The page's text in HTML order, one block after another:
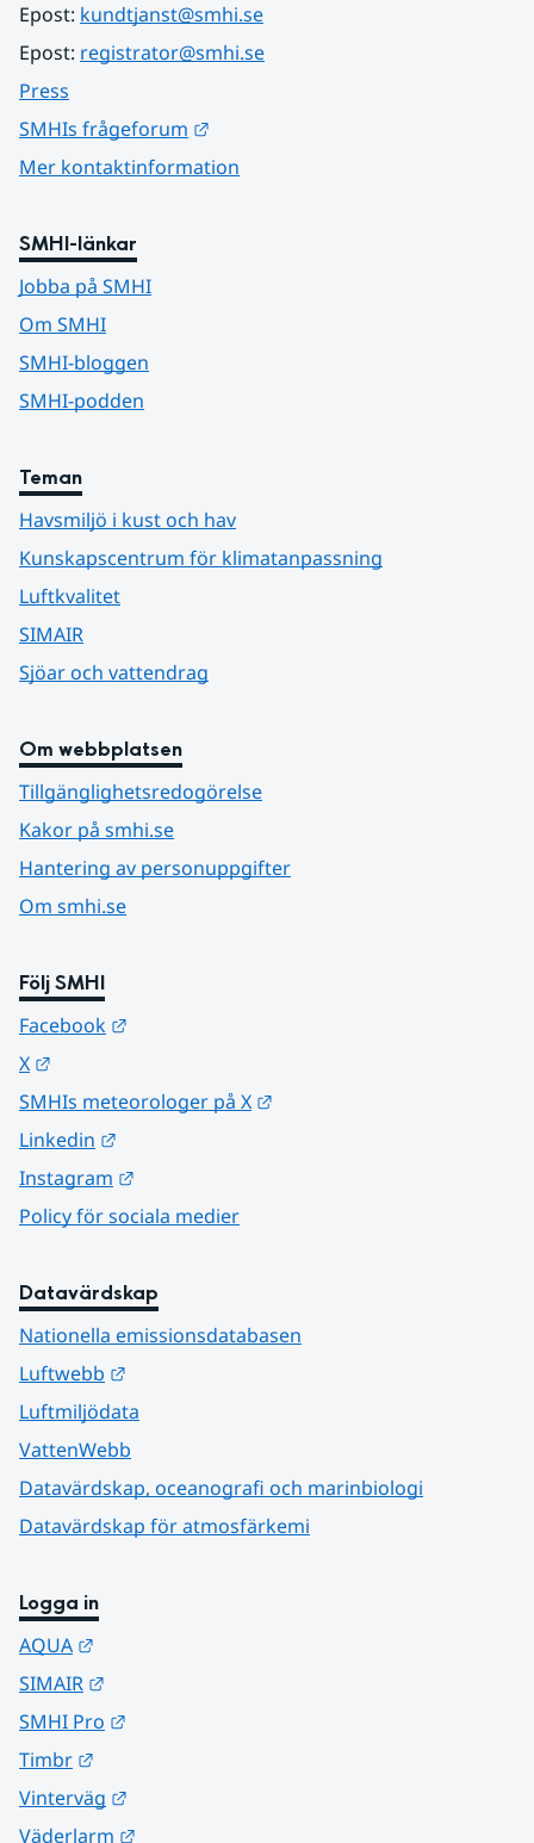
Epost: kundtjanst@smhi.se
Epost: registrator@smhi.se
Press
SMHIs frågeforum
Mer kontaktinformation
SMHI-länkar
Jobba på SMHI
Om SMHI
SMHI-bloggen
SMHI-podden
Teman
Havsmiljö i kust och hav
Kunskapscentrum för klimatanpassning
Luftkvalitet
SIMAIR
Sjöar och vattendrag
Om webbplatsen
Tillgänglighetsredogörelse
Kakor på smhi.se
Hantering av personuppgifter
Om smhi.se
Följ SMHI
Facebook
X
SMHIs meteorologer på X
Linkedin
Instagram
Policy för sociala medier
Datavärdskap
Nationella emissionsdatabasen
Luftwebb
Luftmiljödata
VattenWebb
Datavärdskap, oceanografi och marinbiologi
Datavärdskap för atmosfärkemi
Logga in
AQUA
SIMAIR
SMHI Pro
Timbr
Vinterväg
Väderlarm